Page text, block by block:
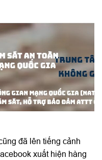
đã lên tiếng cảnh
xuất hiện hàng